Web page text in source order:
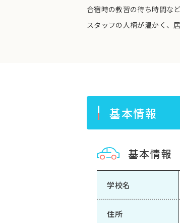
合宿時の教習の待ち時間な
スタッフの人柄が温かく、
基本情報
基本情報
学校名
住所